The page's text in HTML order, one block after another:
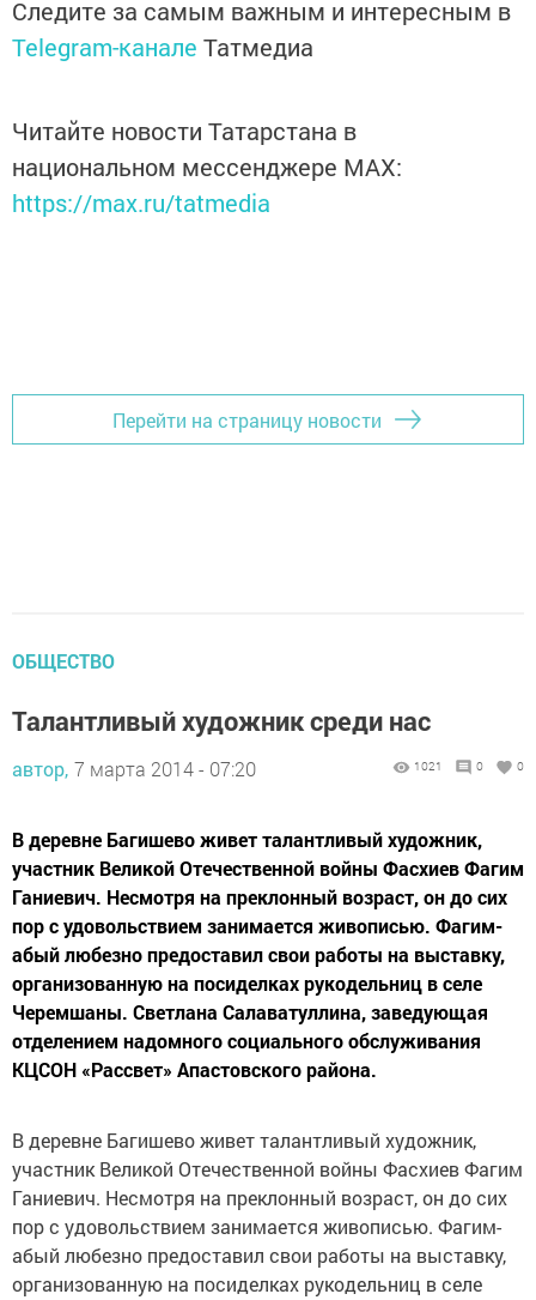
Следите за самым важным и интересным в
Telegram-канале Татмедиа
Читайте новости Татарстана в
национальном мессенджере MАХ:
https://max.ru/tatmedia
Перейти на страницу новости
ОБЩЕСТВО
Талантливый художник среди нас
автор, 7 марта 2014 - 07:20 1021 0 0
В деревне Багишево живет талантливый художник,
участник Великой Отечественной войны Фасхиев Фагим
Ганиевич. Несмотря на преклонный возраст, он до сих
пор с удовольствием занимается живописью. Фагим-
абый любезно предоставил свои работы на выставку,
организованную на посиделках рукодельниц в селе
Черемшаны. Светлана Салаватуллина, заведующая
отделением надомного социального обслуживания
КЦСОН «Рассвет» Апастовского района.
В деревне Багишево живет талантливый художник,
участник Великой Отечественной войны Фасхиев Фагим
Ганиевич. Несмотря на преклонный возраст, он до сих
пор с удовольствием занимается живописью. Фагим-
абый любезно предоставил свои работы на выставку,
организованную на посиделках рукодельниц в селе